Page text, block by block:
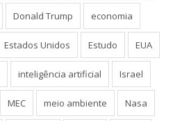
Donald Trump economia
Estados Unidos Estudo EUA
inteligência artificial Israel
MEC meio ambiente Nasa